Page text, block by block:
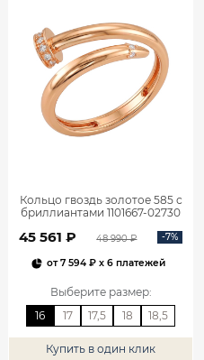
Кольцо гвоздь золотое 585 с
бриллиантами 1101667-02730
45 561 ₽ 48 990 ₽ -7%
от7 594 ₽ x 6 платежей
Выберите размер:
16
17 17,5 18 18,5
Купить в один клик